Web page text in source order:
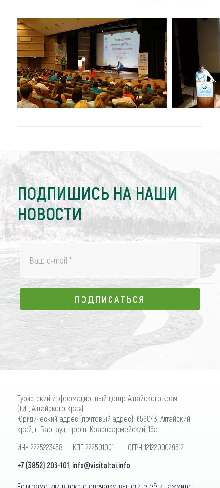
ПОДПИШИСЬ НА НАШИ
НОВОСТИ
Ваш e-mail *
ПОДПИСАТЬСЯ
ПОДПИСАТЬСЯ
Туристский информационный центр Алтайского края
(ТИЦ Алтайского края)
Юридический адрес (почтовый адрес): 656043, Алтайский
край, г. Барнаул, просп. Красноармейский, 16а
ИНН 2225223458 КПП 222501001 ОГРН 1212200029612
+7 (3852) 206-101 info@visitaltai.info
Если заметили в тексте опечатку, выделите её и нажмите